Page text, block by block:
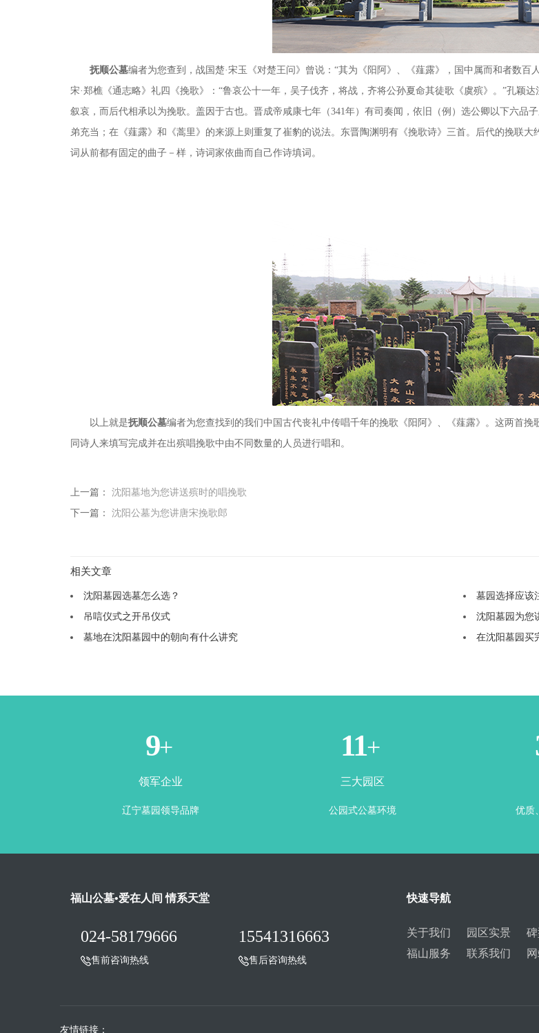
抚顺公墓编者为您查到，战国楚·宋玉《对楚王问》曾说：“其为《阳阿》、《薤露》，国中属而和者数百
宋·郑樵《通志略》礼四《挽歌》：“鲁哀公十一年，吴子伐齐，将战，齐将公孙夏命其徒歌《虞殡》。”孔颖
叙哀，而后代相承以为挽歌。盖因于古也。晋成帝咸康七年（341年）有司奏闻，依旧（例）选公卿以下六品
弟充当；在《薤露》和《蒿里》的来源上则重复了崔豹的说法。东晋陶渊明有《挽歌诗》三首。后代的挽联
词从前都有固定的曲子－样，诗词家依曲而自己作诗填词。
以上就是抚顺公墓编者为您查找到的我们中国古代丧礼中传唱千年的挽歌《阳阿》、《薤露》。这两首
同诗人来填写完成并在出殡唱挽歌中由不同数量的人员进行唱和。
上一篇： 沈阳墓地为您讲送殡时的唱挽歌
下一篇： 沈阳公墓为您讲唐宋挽歌郎
相关文章
沈阳墓园选墓怎么选？
墓园选择应该
吊唁仪式之开吊仪式
沈阳墓园为您
墓地在沈阳墓园中的朝向有什么讲究
在沈阳墓园买
1+
领军企业
辽宁墓园领导品牌
3+
三大园区
公园式公墓环境 优质
福山公墓•爱在人间 情系天堂
024-58179666
售前咨询热线
15541316663
售后咨询热线
快速导航
关于我们 园区实景
福山服务
联系我们
友情链接：